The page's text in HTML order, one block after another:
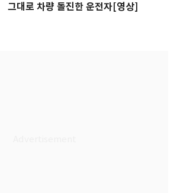
그대로 차량 돌진한 운전자[영상]